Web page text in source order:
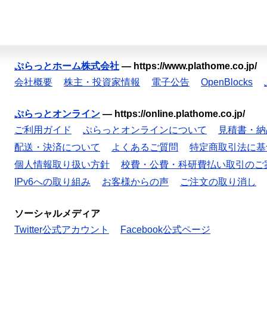
ぷらっとホーム株式会社 — https://www.plathome.co.jp/
会社概要
株主・投資家情報 電子公告 OpenBlocks
ぷらっとオンライン — https://online.plathome.co.jp/
ご利用ガイド
ぷらっとオンラインについて
見積書・
配送・決済について
よくあるご質問
特定商取引法に
個人情報取り扱い方針
校費・公費・科研費払い取引のご
IPv6への取り組み
お客様からの声 ご注文の取り消し
ソーシャルメディア
Twitter公式アカウント
Facebook公式ページ